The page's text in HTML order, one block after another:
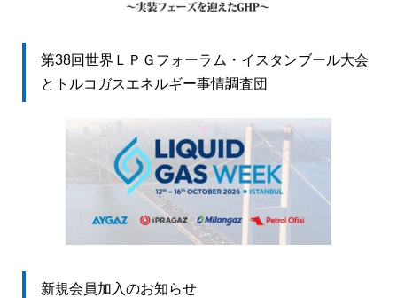
第38回世界ＬＰＧフォーラム・イスタンブール大会
とトルコガスエネルギー事情調査団
新規会員加入のお知らせ